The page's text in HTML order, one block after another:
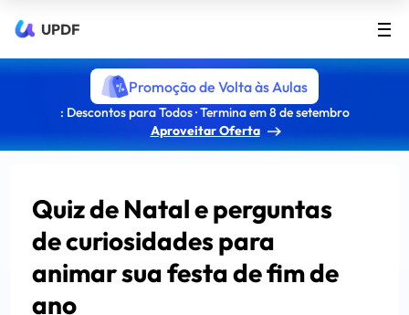
UPDF
Promoção de Volta às Aulas
: Descontos para Todos · Termina em 8 de setembro
Aproveitar Oferta
Quiz de Natal e perguntas
de curiosidades para
animar sua festa de fim de
ano